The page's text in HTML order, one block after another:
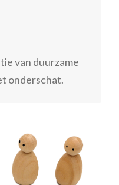
van duurzame
onderschat.